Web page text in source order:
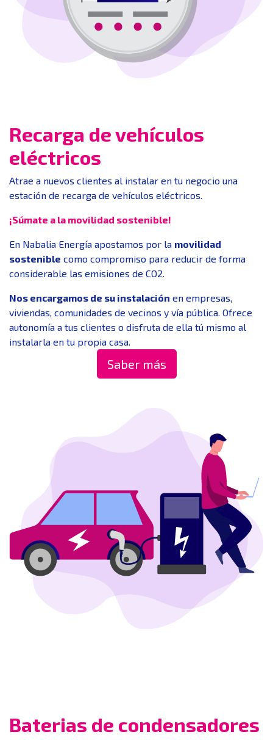
Recarga de vehículos
eléctricos
Atrae a nuevos clientes al instalar en tu negocio una
estación de recarga de vehículos eléctricos.
¡Súmate a la movilidad sostenible!
En Nabalia Energía apostamos por la movilidad
sostenible como compromiso para reducir de forma
considerable las emisiones de CO2.
Nos encargamos de su instalación en empresas,
viviendas, comunidades de vecinos y vía pública. Ofrece
autonomía a tus clientes o disfruta de ella tú mismo al
instalarla en tu propia casa.
Saber más
Baterias de condensadores